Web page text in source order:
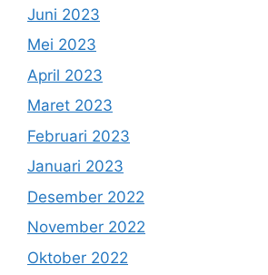
Juni 2023
Mei 2023
April 2023
Maret 2023
Februari 2023
Januari 2023
Desember 2022
November 2022
Oktober 2022